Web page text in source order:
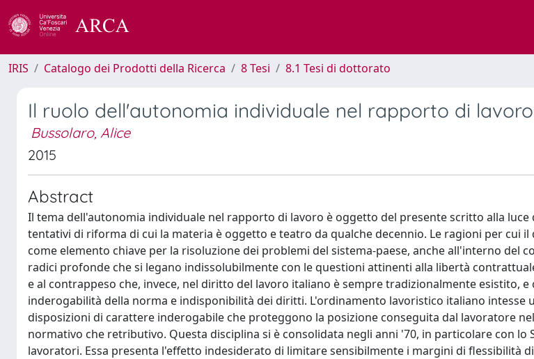
IRIS Catalogo dei Prodotti della Ricerca 8 Tesi 8.1 Tesi di dottorato
Il ruolo dell'autonomia individuale nel rapporto di lavoro
Bussolaro, Alice
2015
Abstract
Il tema dell'autonomia individuale nel rapporto di lavoro è oggetto del presente scritto alla
tentativi di riforma di cui la materia è oggetto e teatro da qualche decennio. Le ragioni per cui
come elemento chiave per la risoluzione dei problemi del sistema-paese, anche all'interno del
radici profonde che si legano indissolubilmente con le questioni attinenti alla libertà
e al contrappeso che, invece, nel diritto del lavoro italiano è sempre tradizionalmente esistito, e
inderogabilità della norma e indisponibilità dei diritti. L'ordinamento lavoristico italiano intesse
disposizioni di carattere inderogabile che proteggono la posizione conseguita dal lavoratore
normativo che retributivo. Questa disciplina si è consolidata negli anni '70, in particolare con lo
lavoratori. Essa presenta l'effetto indesiderato di limitare sensibilmente i margini di flessibilità